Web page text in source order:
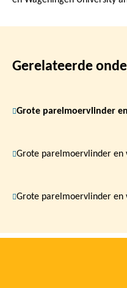
Gerelateerde
Grote parelmoervlinder
Grote parelmoervlinder en
Grote parelmoervlinder en